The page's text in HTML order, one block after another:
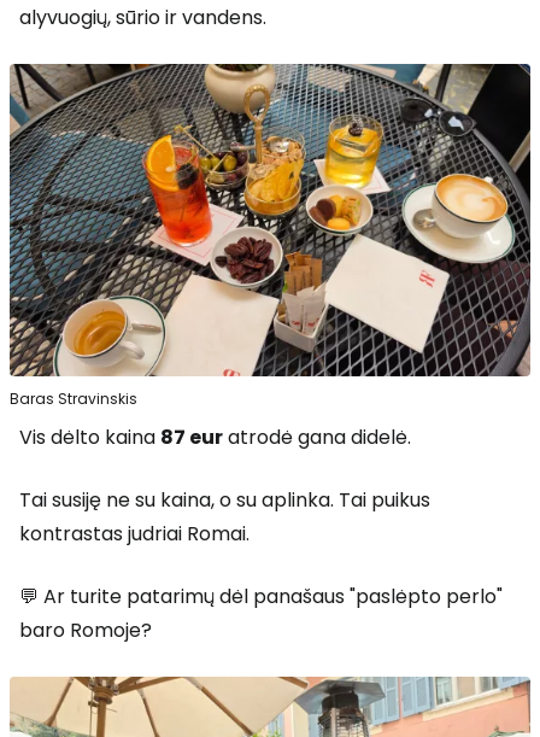
alyvuogių, sūrio ir vandens.
Baras Stravinskis
Vis dėlto kaina 87 euratrodė gana didelė.
Tai susiję ne su kaina, o su aplinka. Tai puikus
kontrastas judriai Romai.
💬 Ar turite patarimų dėl panašaus "paslėpto perlo"
baro Romoje?